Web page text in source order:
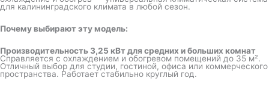
для калининградского климата в любой сезон.
Почему выбирают эту модель:
Производительность 3,25 кВт для средних и больших комнат
Справляется с охлаждением и обогревом помещений до 35 м².
Отличный выбор для студии, гостиной, офиса или коммерческого
пространства. Работает стабильно круглый год.